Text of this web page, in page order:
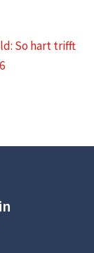
So hart trifft